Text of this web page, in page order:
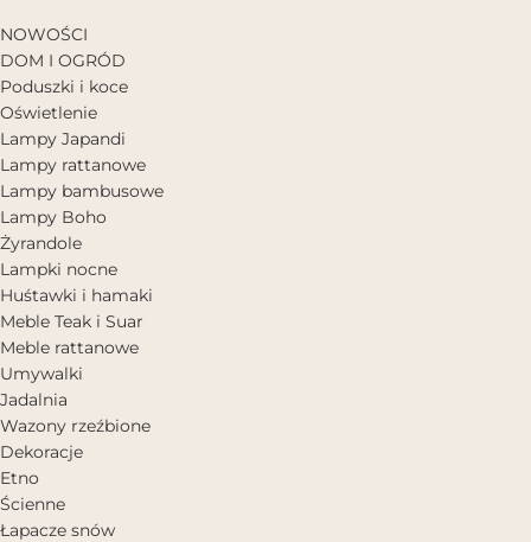
NOWOŚCI
DOM I OGRÓD
Poduszki i koce
Oświetlenie
Lampy Japandi
Lampy rattanowe
Lampy bambusowe
Lampy Boho
Żyrandole
Lampki nocne
Huśtawki i hamaki
Meble Teak i Suar
Meble rattanowe
Umywalki
Jadalnia
Wazony rzeźbione
Dekoracje
Etno
Ścienne
Łapacze snów